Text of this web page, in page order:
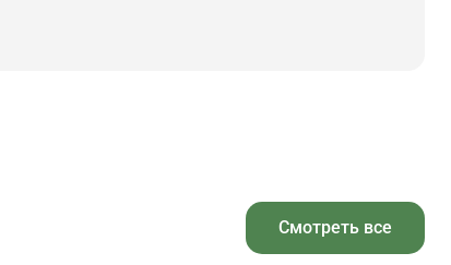
Смотреть все